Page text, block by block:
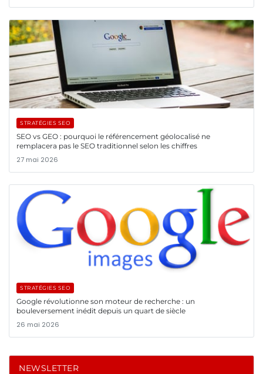
STRATÉGIES SEO
SEO vs GEO : pourquoi le référencement géolocalisé ne
remplacera pas le SEO traditionnel selon les chiffres
27 mai 2026
STRATÉGIES SEO
Google révolutionne son moteur de recherche : un
bouleversement inédit depuis un quart de siècle
26 mai 2026
NEWSLETTER